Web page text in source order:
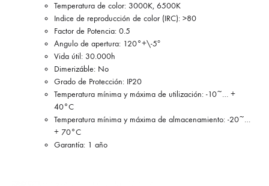
Temperatura de color: 3000K, 6500K
Indice de reproducción de color (IRC): >80
Factor de Potencia: 0.5
Angulo de apertura: 120°+\-5º
Vida útil: 30.000h
Dimerizáble: No
Grado de Protección: IP20
Temperatura mínima y máxima de utilización: -10~… +
40°C
Temperatura mínima y máxima de almacenamiento: -20~…
+ 70°C
Garantía: 1 año